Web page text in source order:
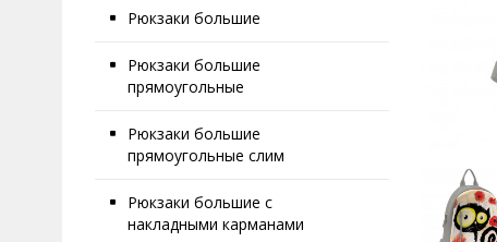
Рюкзаки большие
Рюкзаки большие
прямоугольные
Рюкзаки большие
прямоугольные слим
Рюкзаки большие с
накладными карманами